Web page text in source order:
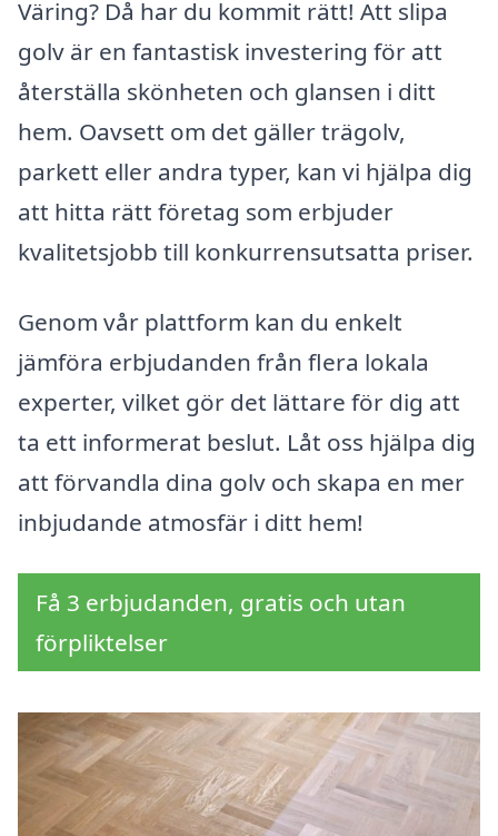
Väring? Då har du kommit rätt! Att slipa
golv är en fantastisk investering för att
återställa skönheten och glansen i ditt
hem. Oavsett om det gäller trägolv,
parkett eller andra typer, kan vi hjälpa dig
att hitta rätt företag som erbjuder
kvalitetsjobb till konkurrensutsatta priser.
Genom vår plattform kan du enkelt
jämföra erbjudanden från flera lokala
experter, vilket gör det lättare för dig att
ta ett informerat beslut. Låt oss hjälpa dig
att förvandla dina golv och skapa en mer
inbjudande atmosfär i ditt hem!
Få 3 erbjudanden, gratis och utan
förpliktelser